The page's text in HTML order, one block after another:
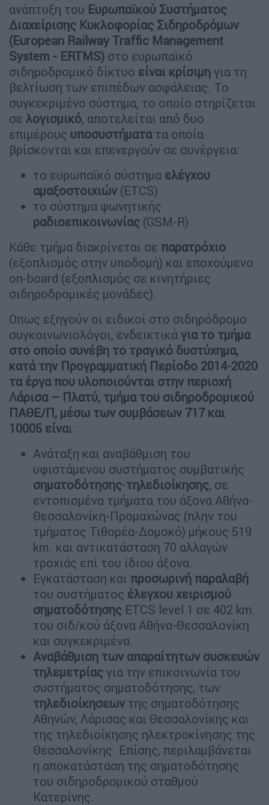
ανάπτυξη του Ευρωπαϊκού Συστήματος
Διαχείρισης Κυκλοφορίας Σιδηροδρόμων
(European Railway Traffic Management
System - ERTMS) στο ευρωπαϊκό
σιδηροδρομικό δίκτυο είναι κρίσιμη για τη
βελτίωση των επιπέδων ασφάλειας. Το
συγκεκριμένο σύστημα, το οποίο στηρίζεται
σε λογισμικό, αποτελείται από δυο
επιμέρους υποσυστήματατα οποία
βρίσκονται και επενεργούν σε συνέργεια:
το ευρωπαϊκό σύστημα ελέγχου
αμαξοστοιχιών (ETCS)
το σύστημα φωνητικής
ραδιοεπικοινωνίας (GSM-R).
Κάθε τμήμα διακρίνεται σε παρατρόχιο
(εξοπλισμός στην υποδομή) και εποχούμενο
on-board (εξοπλισμός σε κινητήριες
σιδηροδρομικές μονάδες).
Οπως εξηγούν οι ειδικοί στο σιδηρόδρομο
συγκοινωνιολόγοι, ενδεικτικά για το τμήμα
στο οποίο συνέβη το τραγικό δυστύχημα,
κατά την Προγραμματική Περίοδο 2014-2020
τα έργα που υλοποιούνται στην περιοχή
Λάρισα – Πλατύ, τμήμα του σιδηροδρομικού
ΠΑΘΕ/Π, μέσω των συμβάσεων 717 και
10005 είναι:
Ανάταξη και αναβάθμιση του
υφιστάμενου συστήματος συμβατικής
σηματοδότησης-τηλεδιοίκησης, σε
εντοπισμένα τμήματα του άξονα Αθήνα-
Θεσσαλονίκη-Προμαχώνας (πλην του
τμήματος Τιθορέα-Δομοκό) μήκους 519
km. και αντικατάσταση 70 αλλαγών
τροχιάς επί του ίδιου άξονα.
Εγκατάσταση και προσωρινή παραλαβή
του συστήματος έλεγχου χειρισμού
σηματοδότησης ETCS level 1 σε 402 km.
του σιδ/κού άξονα Αθήνα-Θεσσαλονίκη
και συγκεκριμένα.
Αναβάθμιση των απαραίτητων συσκευών
τηλεμετρίας για την επικοινωνία του
συστήματος σηματοδότησης, των
τηλεδιοίκησεων της σηματοδότησης
Αθηνών, Λάρισας και Θεσσαλονίκης και
της τηλεδιοίκησης ηλεκτροκίνησης της
Θεσσαλονίκης. Επίσης, περιλαμβάνεται
η αποκατάσταση της σηματοδότησης
του σιδηροδρομικού σταθμού
Κατερίνης.